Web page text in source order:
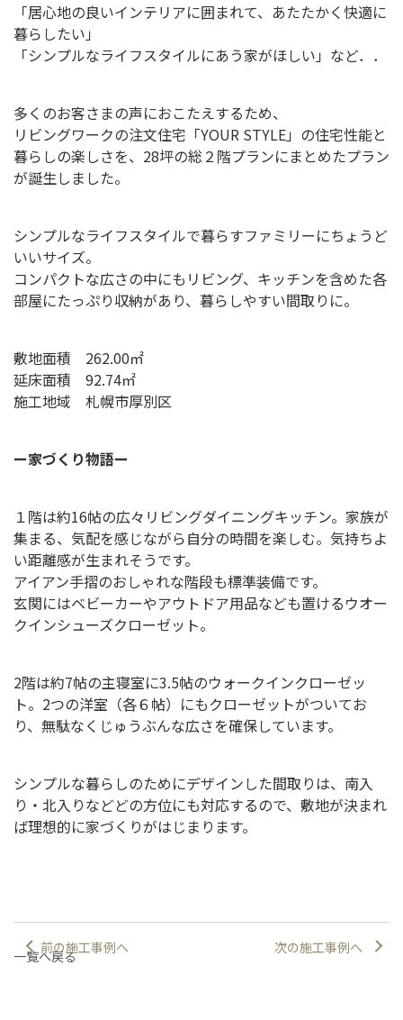
「居心地の良いインテリアに囲まれて、あたたかく快適に
暮らしたい」
「シンプルなライフスタイルにあう家がほしい」など．．
多くのお客さまの声におこたえするため、
リビングワークの注文住宅「YOUR STYLE」の住宅性能と
暮らしの楽しさを、28坪の総２階プランにまとめたプラン
が誕生しました。
シンプルなライフスタイルで暮らすファミリーにちょうど
いいサイズ。
コンパクトな広さの中にもリビング、キッチンを含めた各
部屋にたっぷり収納があり、暮らしやすい間取りに。
敷地面積 262.00㎡
延床面積 92.74㎡
施工地域 札幌市厚別区
ー家づくり物語ー
１階は約16帖の広々リビングダイニングキッチン。家族が
集まる、気配を感じながら自分の時間を楽しむ。気持ちよ
い距離感が生まれそうです。
アイアン手摺のおしゃれな階段も標準装備です。
玄関にはベビーカーやアウトドア用品なども置けるウオー
クインシューズクローゼット。
2階は約7帖の主寝室に3.5帖のウォークインクローゼッ
ト。2つの洋室（各６帖）にもクローゼットがついてお
り、無駄なくじゅうぶんな広さを確保しています。
シンプルな暮らしのためにデザインした間取りは、南入
り・北入りなどどの方位にも対応するので、敷地が決まれ
ば理想的に家づくりがはじまります。
前の施工事例へ 次の施工事例へ
一覧へ戻る